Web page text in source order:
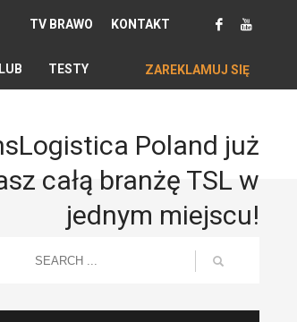
TV BRAWO KONTAKT
TESTY ZAREKLAMUJ SIĘ
Poland już
całą branżę TSL w
jednym miejscu!